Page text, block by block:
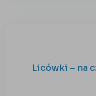
Licówki – na